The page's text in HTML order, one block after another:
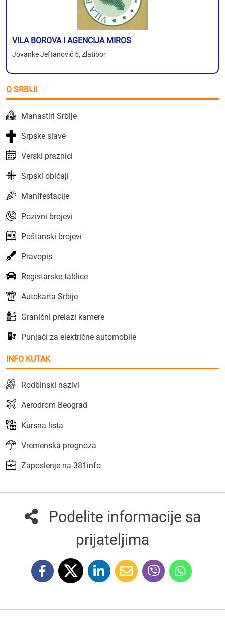
VILA BOROVA I AGENCIJA MIROS
Jovanke Jeftanović 5, Zlatibor
O SRBIJI
Manastiri Srbije
Srpske slave
Verski praznici
Srpski običaji
Manifestacije
Pozivni brojevi
Poštanski brojevi
Pravopis
Registarske tablice
Autokarta Srbije
Granični prelazi kamere
Punjači za električne automobile
INFO KUTAK
Rodbinski nazivi
Aerodrom Beograd
Kursna lista
Vremenska prognoza
Zaposlenje na 381info
Podelite informacije sa
prijateljima